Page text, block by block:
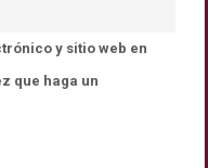
y sitio web en
que haga un